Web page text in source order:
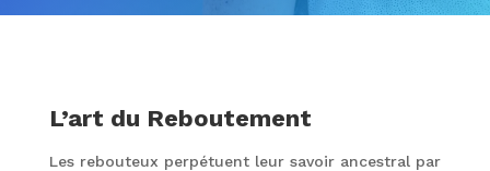
L’art du Reboutement
Les rebouteux perpétuent leur savoir ancestral par